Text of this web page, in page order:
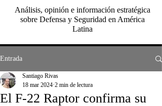
Análisis, opinión e información estratégica
sobre Defensa y Seguridad en América
Latina
Entrada
El F-22 Raptor confirma su
Santiago Rivas
18 mar 2024 2 min de lectura